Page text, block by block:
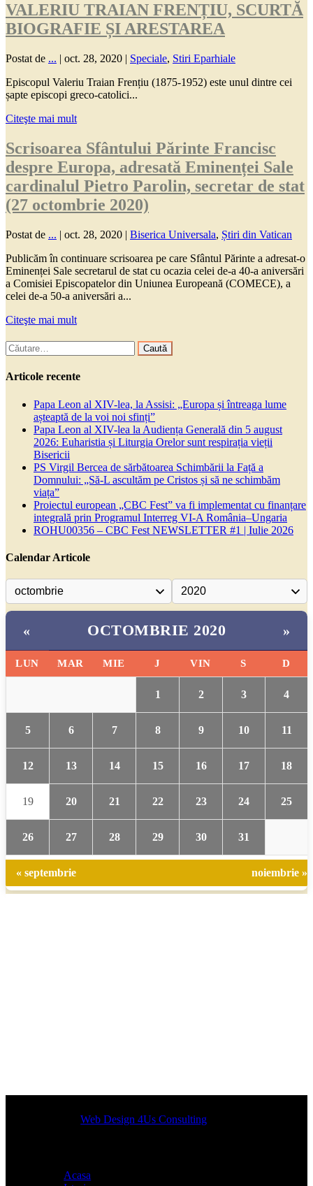
VALERIU TRAIAN FRENȚIU, SCURTĂ
BIOGRAFIE ȘI ARESTAREA
Postat de ... | oct. 28, 2020 | Speciale, Stiri Eparhiale
Episcopul Valeriu Traian Frențiu (1875-1952) este unul dintre cei
șapte episcopi greco-catolici...
Citeşte mai mult
Scrisoarea Sfântului Părinte Francisc
despre Europa, adresată Eminenței Sale
cardinalul Pietro Parolin, secretar de stat
(27 octombrie 2020)
Postat de ... | oct. 28, 2020 | Biserica Universala, Știri din Vatican
Publicăm în continuare scrisoarea pe care Sfântul Părinte a adresat-o
Eminenței Sale secretarul de stat cu ocazia celei de-a 40-a aniversări
a Comisiei Episcopatelor din Uniunea Europeană (COMECE), a
celei de-a 50-a aniversări a...
Citeşte mai mult
Caută
după:
Articole recente
Papa Leon al XIV-lea, la Assisi: „Europa și întreaga lume
așteaptă de la voi noi sfinți”
Papa Leon al XIV-lea la Audiența Generală din 5 august
2026: Euharistia și Liturgia Orelor sunt respirația vieții
Bisericii
PS Virgil Bercea de sărbătoarea Schimbării la Față a
Domnului: „Să-L ascultăm pe Cristos și să ne schimbăm
viața”
Proiectul european „CBC Fest” va fi implementat cu finanțare
integrală prin Programul Interreg VI-A România–Ungaria
ROHU00356 – CBC Fest NEWSLETTER #1 | Iulie 2026
Calendar Articole
« OCTOMBRIE 2020 »
LUN MAR MIE J VIN S D
1 2 3 4
5 6 7 8 9 10 11
12 13 14 15 16 17 18
19 20 21 22 23 24 25
26 27 28 29 30 31
« septembrie noiembrie »
Designed byWeb Design 4Us Consulting
Acasa